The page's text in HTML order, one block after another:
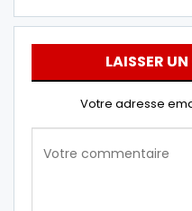
LAISSER
Votre adresse